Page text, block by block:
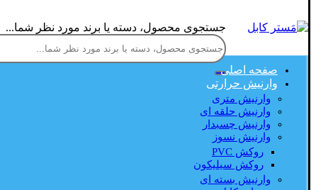
جستجوی محصول، دسته یا برند مورد نظر شما...
صفحه اصلی
وارنیش حرارتی
وارنیش متری
وارنیش حلقه ای
وارنیش چسبدار
وارنیش نسوز
روکش PVC
روکش سیلیکون
وارنیش بسته ای